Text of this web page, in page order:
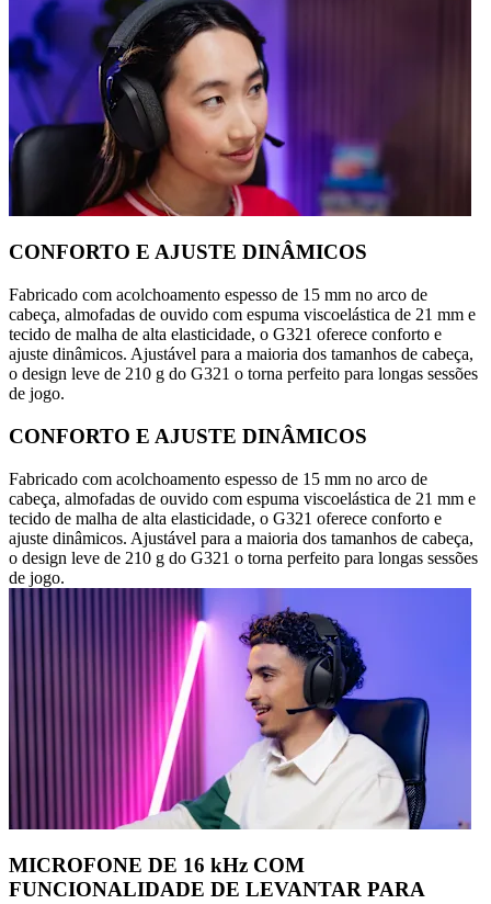
CONFORTO E AJUSTE DINÂMICOS
Fabricado com acolchoamento espesso de 15 mm no arco de
cabeça, almofadas de ouvido com espuma viscoelástica de 21 mm e
tecido de malha de alta elasticidade, o G321 oferece conforto e
ajuste dinâmicos. Ajustável para a maioria dos tamanhos de cabeça,
o design leve de 210 g do G321 o torna perfeito para longas sessões
de jogo.
CONFORTO E AJUSTE DINÂMICOS
Fabricado com acolchoamento espesso de 15 mm no arco de
cabeça, almofadas de ouvido com espuma viscoelástica de 21 mm e
tecido de malha de alta elasticidade, o G321 oferece conforto e
ajuste dinâmicos. Ajustável para a maioria dos tamanhos de cabeça,
o design leve de 210 g do G321 o torna perfeito para longas sessões
de jogo.
MICROFONE DE 16 kHz COM
FUNCIONALIDADE DE LEVANTAR PARA